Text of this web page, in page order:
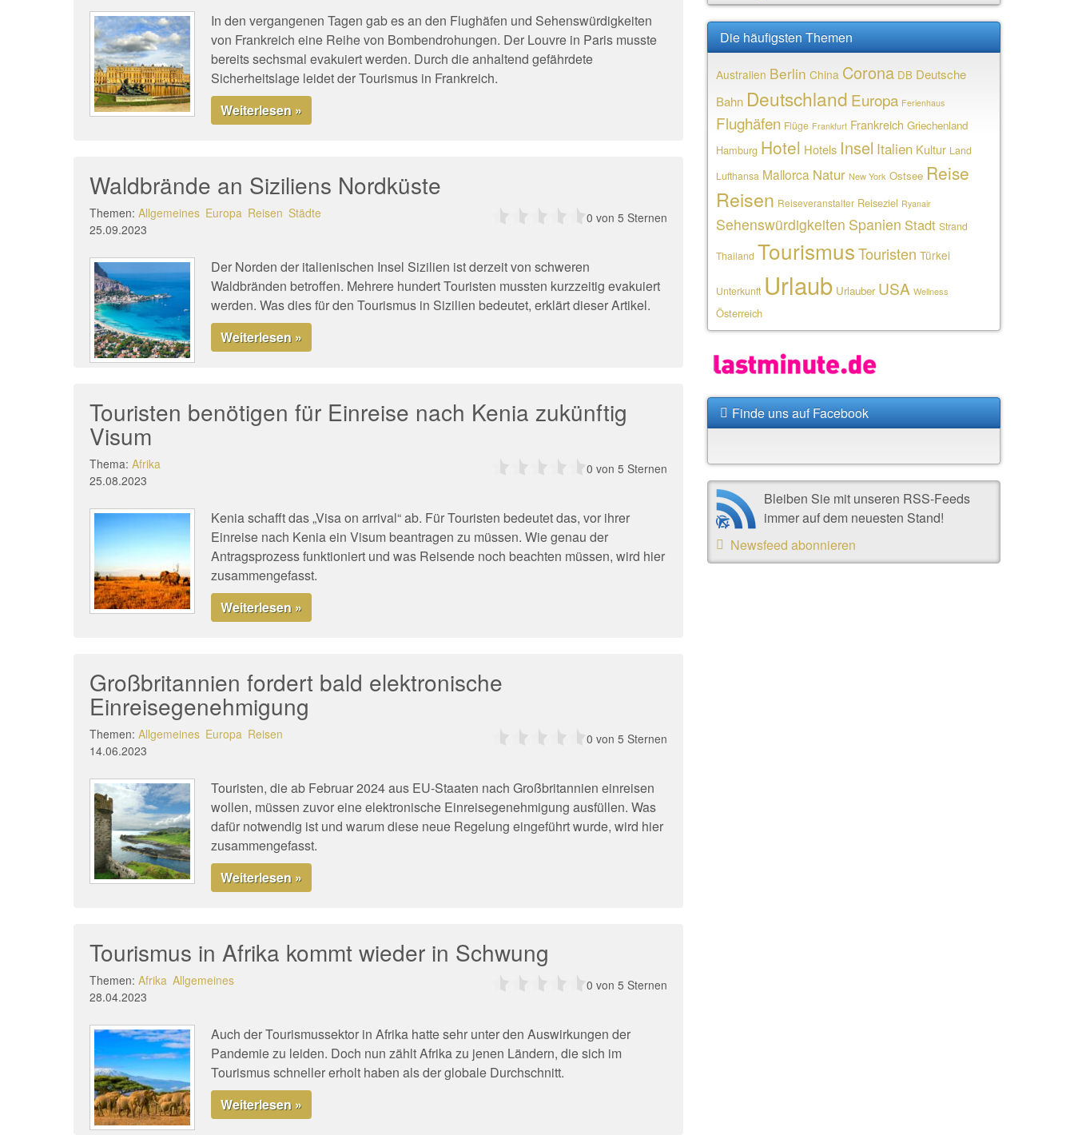
In den vergangenen Tagen gab es an den Flughäfen und Sehenswürdigkeiten
von Frankreich eine Reihe von Bombendrohungen. Der Louvre in Paris musste
bereits sechsmal evakuiert werden. Durch die anhaltend gefährdete
Sicherheitslage leidet der Tourismus in Frankreich.
Weiterlesen »
Waldbrände an Siziliens Nordküste
Themen: Allgemeines Europa Reisen Städte
25.09.2023
0 von 5 Sternen
Der Norden der italienischen Insel Sizilien ist derzeit von schweren
Waldbränden betroffen. Mehrere hundert Touristen mussten kurzzeitig evakuiert
werden. Was dies für den Tourismus in Sizilien bedeutet, erklärt dieser Artikel.
Weiterlesen »
Touristen benötigen für Einreise nach Kenia zukünftig
Visum
Thema: Afrika
25.08.2023
0 von 5 Sternen
Kenia schafft das „Visa on arrival“ ab. Für Touristen bedeutet das, vor ihrer
Einreise nach Kenia ein Visum beantragen zu müssen. Wie genau der
Antragsprozess funktioniert und was Reisende noch beachten müssen, wird hier
zusammengefasst.
Weiterlesen »
Großbritannien fordert bald elektronische
Einreisegenehmigung
Themen: Allgemeines Europa Reisen
14.06.2023
0 von 5 Sternen
Touristen, die ab Februar 2024 aus EU-Staaten nach Großbritannien einreisen
wollen, müssen zuvor eine elektronische Einreisegenehmigung ausfüllen. Was
dafür notwendig ist und warum diese neue Regelung eingeführt wurde, wird hier
zusammengefasst.
Weiterlesen »
Tourismus in Afrika kommt wieder in Schwung
Themen: Afrika Allgemeines
28.04.2023
0 von 5 Sternen
Auch der Tourismussektor in Afrika hatte sehr unter den Auswirkungen der
Pandemie zu leiden. Doch nun zählt Afrika zu jenen Ländern, die sich im
Tourismus schneller erholt haben als der globale Durchschnitt.
Weiterlesen »
Die häufigsten Themen
Australien Berlin China Corona DB Deutsche
Bahn Deutschland Europa Ferienhaus
Flughäfen Flüge Frankfurt Frankreich Griechenland
Hamburg Hotel Hotels Insel Italien Kultur Land
Lufthansa Mallorca Natur New York Ostsee Reise
Reisen Reiseveranstalter Reiseziel Ryanair
Sehenswürdigkeiten Spanien Stadt Strand
Thailand Tourismus Touristen Türkei
Unterkunft Urlaub Urlauber USA Wellness
Österreich
Finde uns auf Facebook
Bleiben Sie mit unseren RSS-Feeds
immer auf dem neuesten Stand!
Newsfeed abonnieren